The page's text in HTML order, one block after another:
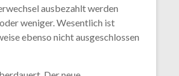
ausbezahlt werden
weniger. Wesentlich ist
ebenso nicht ausgeschlossen